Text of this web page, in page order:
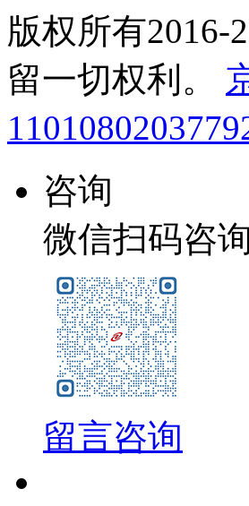
版权所有2016-
留一切权利。
咨询
微信扫码咨询
留言咨询